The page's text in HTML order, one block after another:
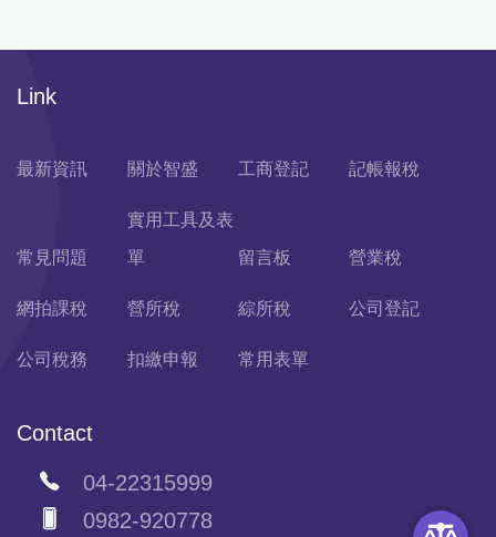
Link
最新資訊 關於智盛 工商登記 記帳報稅
常見問題
實用工具及表
單
留言板 營業稅
網拍課稅 營所稅 綜所稅 公司登記
公司稅務 扣繳申報 常用表單
Contact
04-22315999
0982-920778